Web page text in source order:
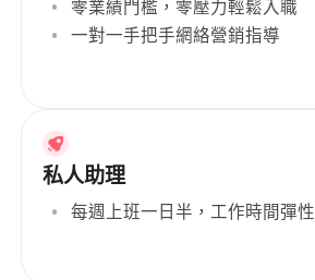
零業績門檻，零壓力輕鬆入職
一對一手把手網絡營銷指導
私人助理
每週上班一日半，工作時間彈性